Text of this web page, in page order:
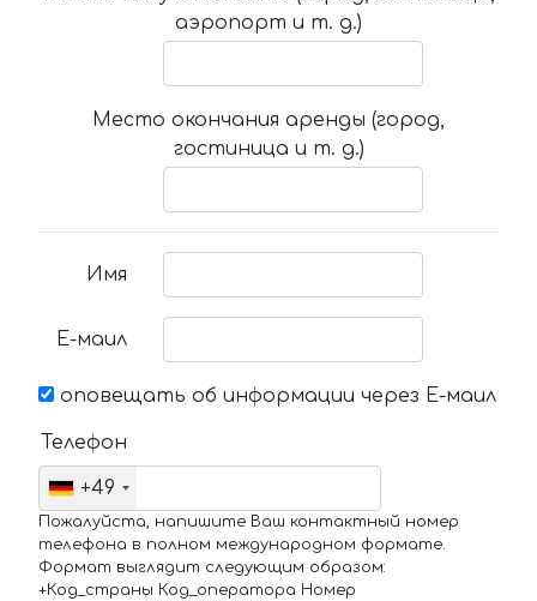
аэропорт и т. д.)
Место окончания аренды (город,
гостиница и т. д.)
Имя
Е-маил
оповещать об информации через Е-маил
Телефон
+49
Пожалуйста, напишите Ваш контактный номер
телефона в полном международном формате.
Формат выглядит следующим образом:
+Код_страны Код_оператора Номер